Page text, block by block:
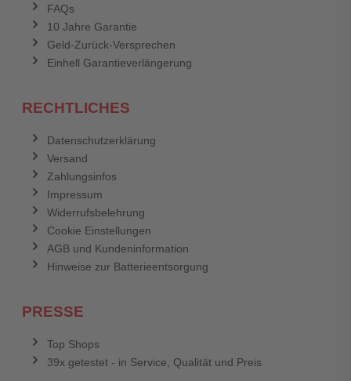
FAQs
10 Jahre Garantie
Geld-Zurück-Versprechen
Einhell Garantieverlängerung
RECHTLICHES
Datenschutzerklärung
Versand
Zahlungsinfos
Impressum
Widerrufsbelehrung
Cookie Einstellungen
AGB und Kundeninformation
Hinweise zur Batterieentsorgung
PRESSE
Top Shops
39x getestet - in Service, Qualität und Preis